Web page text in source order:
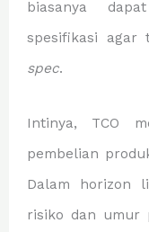
biasanya
spesifikasi agar
spec.
Intinya, TCO
pembelian
Dalam horizon
risiko dan umur